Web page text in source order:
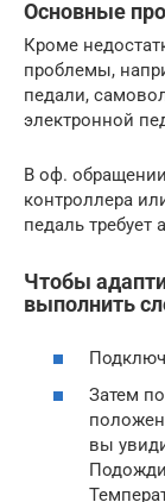
Основные
Кроме
проблемы,
педали,
электронной
В оф.
контроллера
педаль требует
Чтобы
выполнить
Затем
вы